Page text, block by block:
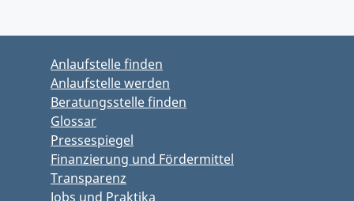
Anlaufstelle finden
Anlaufstelle werden
Beratungsstelle finden
Glossar
Pressespiegel
Finanzierung und Fördermittel
Transparenz
Jobs und Praktika